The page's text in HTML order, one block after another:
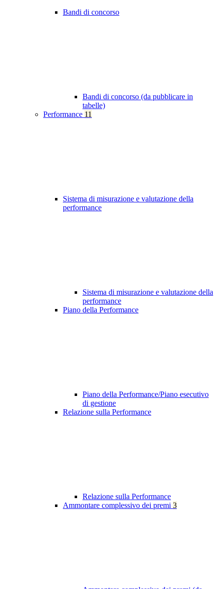
Bandi di concorso
Bandi di concorso (da pubblicare in
tabelle)
Performance 11
Sistema di misurazione e valutazione della
performance
Sistema di misurazione e valutazione della
performance
Piano della Performance
Piano della Performance/Piano esecutivo
di gestione
Relazione sulla Performance
Relazione sulla Performance
Ammontare complessivo dei premi 3